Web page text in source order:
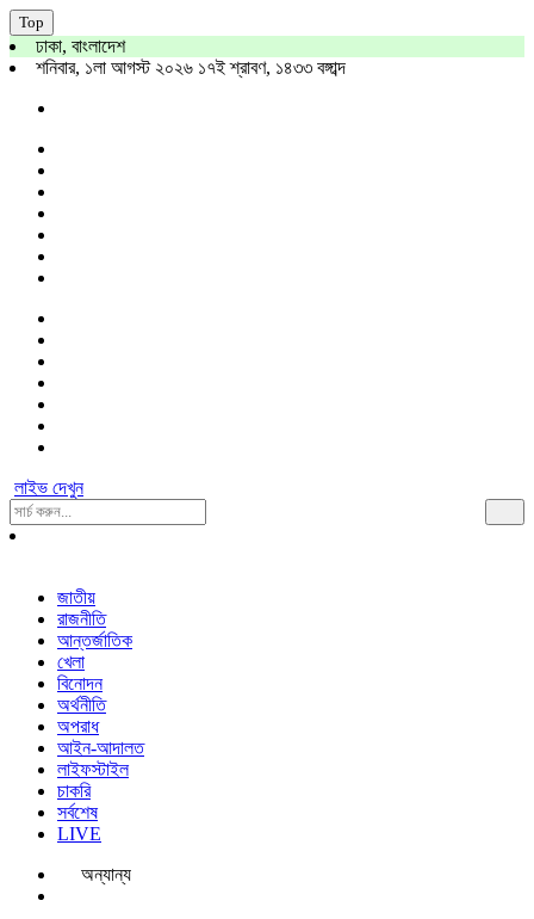
Top
ঢাকা, বাংলাদেশ
শনিবার, ১লা আগস্ট ২০২৬ ১৭ই শ্রাবণ, ১৪৩৩ বঙ্গাব্দ
লাইভ দেখুন
Search
For:
জাতীয়
রাজনীতি
আন্তর্জাতিক
খেলা
বিনোদন
অর্থনীতি
অপরাধ
আইন-আদালত
লাইফস্টাইল
চাকরি
সর্বশেষ
LIVE
অন্যান্য